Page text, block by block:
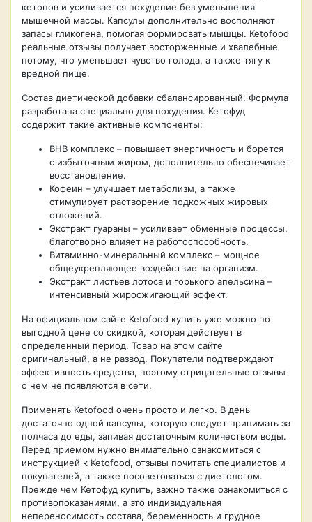
кетонов и усиливается похудение без уменьшения
мышечной массы. Капсулы дополнительно восполняют
запасы гликогена, помогая формировать мышцы. Ketofood
реальные отзывы получает восторженные и хвалебные
потому, что уменьшает чувство голода, а также тягу к
вредной пище.
Состав диетической добавки сбалансированный. Формула
разработана специально для похудения. Кетофуд
содержит такие активные компоненты:
BHB комплекс – повышает энергичность и борется
с избыточным жиром, дополнительно обеспечивает
восстановление.
Кофеин – улучшает метаболизм, а также
стимулирует растворение подкожных жировых
отложений.
Экстракт гуараны – усиливает обменные процессы,
благотворно влияет на работоспособность.
Витаминно-минеральный комплекс – мощное
общеукрепляющее воздействие на организм.
Экстракт листьев лотоса и горького апельсина –
интенсивный жиросжигающий эффект.
На официальном сайте Ketofood купить уже можно по
выгодной цене со скидкой, которая действует в
определенный период. Товар на этом сайте
оригинальный, а не развод. Покупатели подтверждают
эффективность средства, поэтому отрицательные отзывы
о нем не появляются в сети.
Применять Ketofood очень просто и легко. В день
достаточно одной капсулы, которую следует принимать за
полчаса до еды, запивая достаточным количеством воды.
Перед приемом нужно внимательно ознакомиться с
инструкцией к Ketofood, отзывы почитать специалистов и
покупателей, а также посоветоваться с диетологом.
Прежде чем Кетофуд купить, важно также ознакомиться с
противопоказаниями, а это индивидуальная
непереносимость состава, беременность и грудное